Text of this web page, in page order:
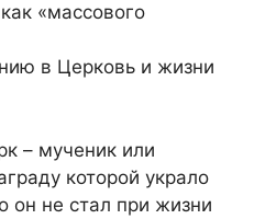
«массового
в Церковь и жизни
– мученик или
которой украло
он не стал при жизни